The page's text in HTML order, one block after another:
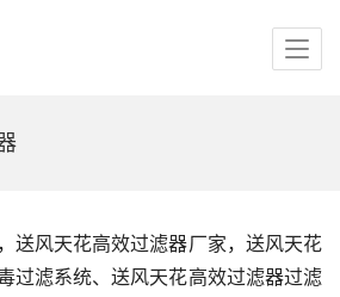
送风天花高效过滤器厂家，送风天花
过滤系统、送风天花高效过滤器过滤